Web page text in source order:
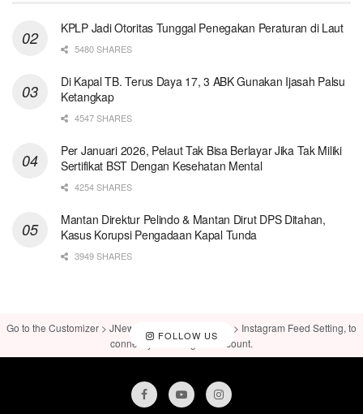
KPLP Jadi Otoritas Tunggal Penegakan Peraturan di Laut
5480 SHARES
Di Kapal TB. Terus Daya 17, 3 ABK Gunakan Ijasah Palsu
Ketangkap
4547 SHARES
Per Januari 2026, Pelaut Tak Bisa Berlayar Jika Tak Miliki
Sertifikat BST Dengan Kesehatan Mental
4254 SHARES
Mantan Direktur Pelindo & Mantan Dirut DPS Ditahan,
Kasus Korupsi Pengadaan Kapal Tunda
3949 SHARES
FOLLOW US
Go to the Customizer > JNews : Social, Like & View > Instagram Feed Setting, to
connect your Instagram account.